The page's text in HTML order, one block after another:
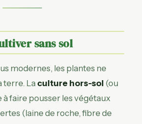
sans sol
modernes, les plantes ne
terre. Laculture hors-sol (ou
faire pousser les végétaux
(laine de roche, fibre de